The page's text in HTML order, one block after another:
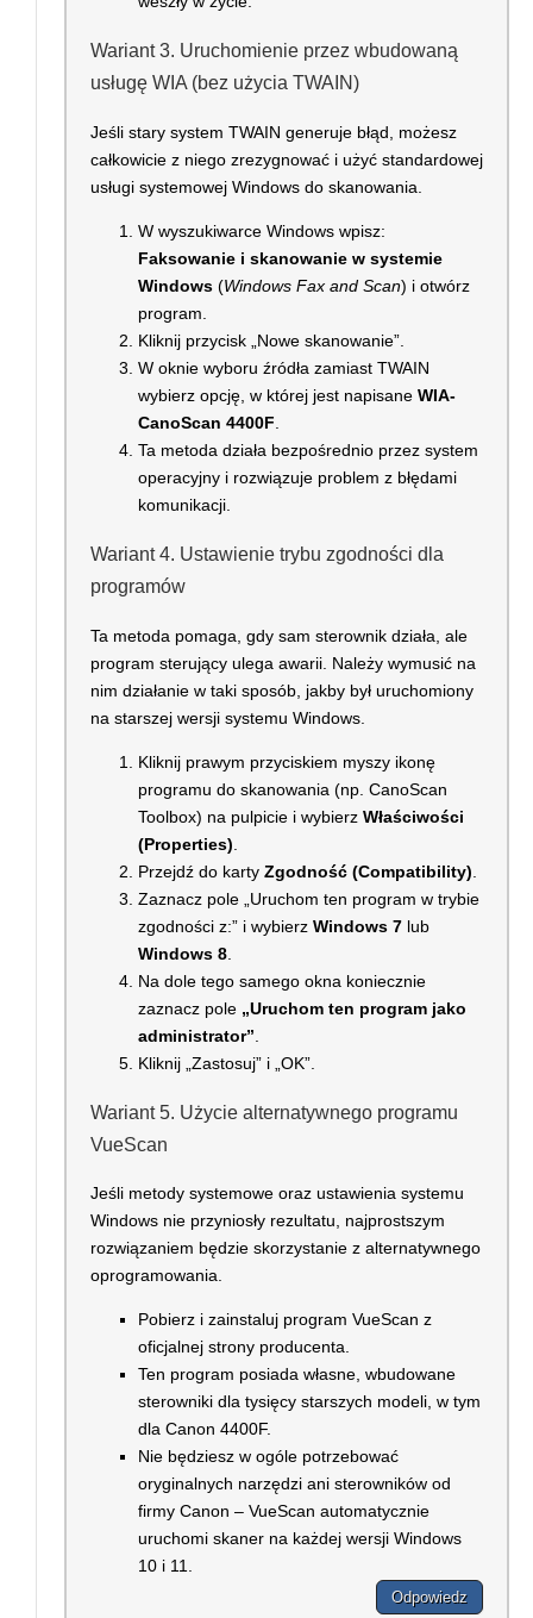
Wariant 3. Uruchomienie przez wbudowaną
usługę WIA (bez użycia TWAIN)
Jeśli stary system TWAIN generuje błąd, możesz
całkowicie z niego zrezygnować i użyć standardowej
usługi systemowej Windows do skanowania.
W wyszukiwarce Windows wpisz:
Faksowanie i skanowanie w systemie
Windows (Windows Fax and Scan) i otwórz
program.
Kliknij przycisk „Nowe skanowanie”.
W oknie wyboru źródła zamiast TWAIN
wybierz opcję, w której jest napisane WIA-
CanoScan 4400F
Ta metoda działa bezpośrednio przez system
operacyjny i rozwiązuje problem z błędami
komunikacji.
Wariant 4. Ustawienie trybu zgodności dla
programów
Ta metoda pomaga, gdy sam sterownik działa, ale
program sterujący ulega awarii. Należy wymusić na
nim działanie w taki sposób, jakby był uruchomiony
na starszej wersji systemu Windows.
Kliknij prawym przyciskiem myszy ikonę
programu do skanowania (np. CanoScan
Toolbox) na pulpicie i wybierz Właściwości
(Properties)
Przejdź do karty Zgodność (Compatibility)
Zaznacz pole „Uruchom ten program w trybie
zgodności z:” i wybierz Windows 7 lub
Windows 8
Na dole tego samego okna koniecznie
zaznacz pole „Uruchom ten program jako
administrator”
Kliknij „Zastosuj” i „OK”.
Wariant 5. Użycie alternatywnego programu
VueScan
Jeśli metody systemowe oraz ustawienia systemu
Windows nie przyniosły rezultatu, najprostszym
rozwiązaniem będzie skorzystanie z alternatywnego
oprogramowania.
Pobierz i zainstaluj program VueScan z
oficjalnej strony producenta.
Ten program posiada własne, wbudowane
sterowniki dla tysięcy starszych modeli, w tym
dla Canon 4400F.
Nie będziesz w ogóle potrzebować
oryginalnych narzędzi ani sterowników od
firmy Canon – VueScan automatycznie
uruchomi skaner na każdej wersji Windows
10 i 11.
Odpowiedz